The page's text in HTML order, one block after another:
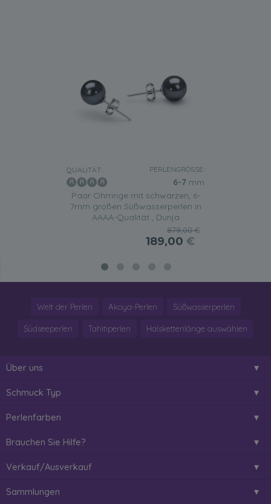
QUALITÄT: PERLENGRÖSSE:
6-7 mm
Paar Ohrringe mit schwarzen, 6-
7mm großen Süßwasserperlen in
AAAA-Qualität , Dunja
879,00 €
189,00 €
Welt der Perlen Akoya-Perlen Süßwasserperlen
Südseeperlen Tahitiperlen Halskettenlänge auswählen
Über uns
Schmuck Typ
Perlenfarben
Brauchen Sie Hilfe?
Verkauf/Ausverkauf
Sammlungen